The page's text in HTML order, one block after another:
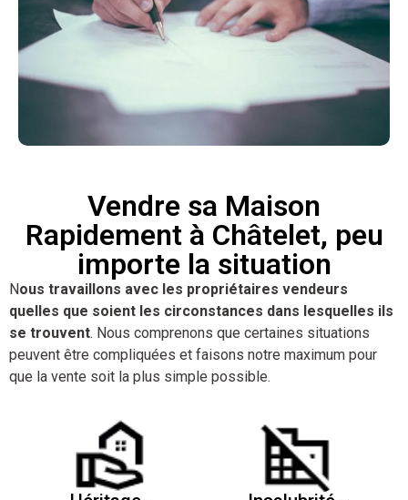
Vendre sa Maison
Rapidement à Châtelet, peu
importe la situation
Nous travaillons avec les propriétaires vendeurs
quelles que soient les circonstances dans lesquelles ils
se trouvent. Nous comprenons que certaines situations
peuvent être compliquées et faisons notre maximum pour
que la vente soit la plus simple possible.